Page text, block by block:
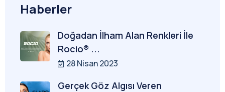
Haberler
Doğadan İlham Alan Renkleri İle
Rocio® ...
28 Nisan 2023
Gerçek Göz Algısı Veren